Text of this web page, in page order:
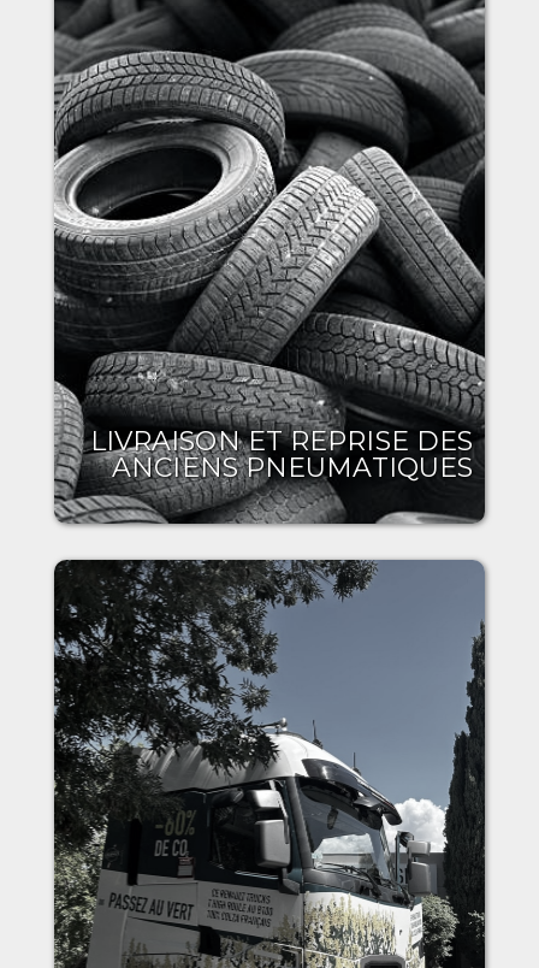
LIVRAISON ET REPRISE DES
ANCIENS PNEUMATIQUES